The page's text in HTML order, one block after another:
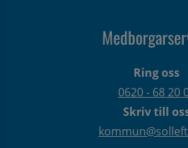
Ring oss
0620 - 68 20
Skriv till